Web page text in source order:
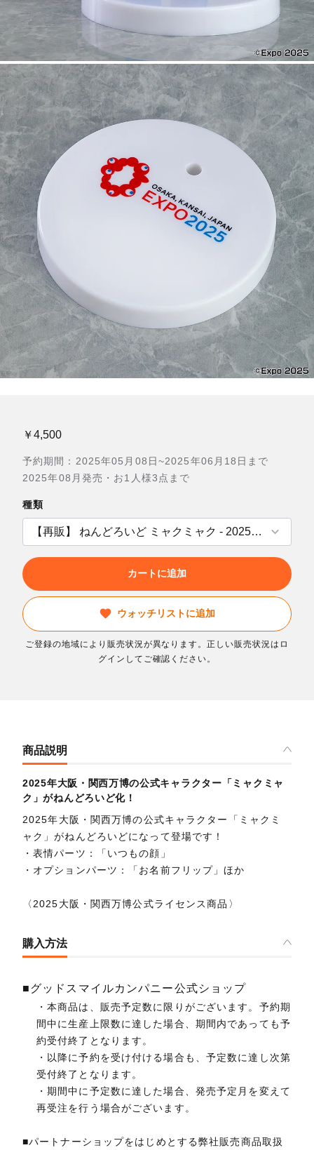
￥4,500
予約期間：2025年05月08日~2025年06月18日まで
2025年08月発売・お1人様3点まで
種類
カートに追加
ウォッチリストに追加
ご登録の地域により販売状況が異なります。正しい販売状況はロ
グインしてご確認ください。
商品説明
2025年大阪・関西万博の公式キャラクター「ミャクミャ
ク」がねんどろいど化！
2025年大阪・関西万博の公式キャラクター「ミャクミ
ャク」がねんどろいどになって登場です！
・表情パーツ：「いつもの顔」
・オプションパーツ：「お名前フリップ」ほか
〈2025大阪・関西万博公式ライセンス商品〉
購入方法
■グッドスマイルカンパニー公式ショップ
・本商品は、販売予定数に限りがございます。予約期
間中に生産上限数に達した場合、期間内であっても予
約受付終了となります。
・以降に予約を受け付ける場合も、予定数に達し次第
受付終了となります。
・期間中に予定数に達した場合、発売予定月を変えて
再受注を行う場合がございます。
■パートナーショップをはじめとする弊社販売商品取扱